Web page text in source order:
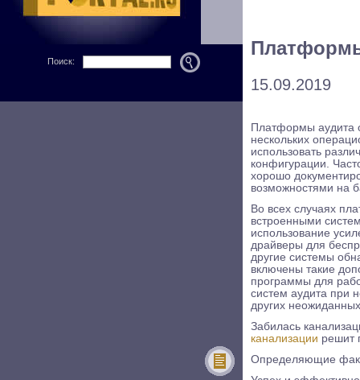
Поиск:
15.09.2019
Платформы аудита
нескольких
использовать
конфигурации.
хорошо
возможностями на
Во всех случаях
встроенными
использование
драйверы для
другие системы
включены такие
программы для
систем аудита при
других
Забилась
канализации решит
Определяющие